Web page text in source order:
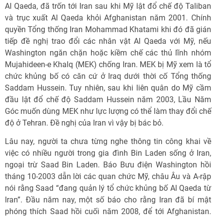
Al Qaeda, đã trốn tới Iran sau khi Mỹ lật đổ chế độ Taliban
và trục xuất Al Qaeda khỏi Afghanistan năm 2001. Chính
quyền Tổng thống Iran Mohammad Khatami khi đó đã gián
tiếp đề nghị trao đổi các nhân vật Al Qaeda với Mỹ, nếu
Washington ngăn chặn hoặc kiềm chế các thủ lĩnh nhóm
Mujahideen-e Khalq (MEK) chống Iran. MEK bị Mỹ xem là tổ
chức khủng bố có căn cứ ở Iraq dưới thời cố Tổng thống
Saddam Hussein. Tuy nhiên, sau khi liên quân do Mỹ cầm
đầu lật đổ chế độ Saddam Hussein năm 2003, Lầu Năm
Góc muốn dùng MEK như lực lượng có thể làm thay đổi chế
độ ở Tehran. Đề nghị của Iran vì vậy bị bác bỏ.
Lâu nay, người ta chưa từng nghe thông tin công khai về
việc có nhiều người trong gia đình Bin Laden sống ở Iran,
ngoại trừ Saad Bin Laden. Báo Bưu điện Washington hồi
tháng 10-2003 dẫn lời các quan chức Mỹ, châu Âu và A-rập
nói rằng Saad “đang quản lý tổ chức khủng bố Al Qaeda từ
Iran”. Đầu năm nay, một số báo cho rằng Iran đã bí mật
phóng thích Saad hồi cuối năm 2008, để tới Afghanistan.